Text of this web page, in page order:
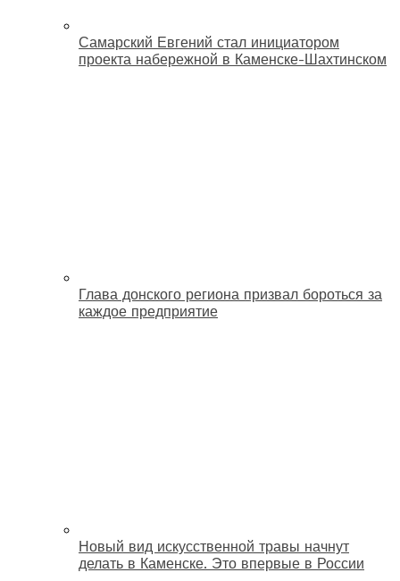
Самарский Евгений стал инициатором
проекта набережной в Каменске-Шахтинском
Глава донского региона призвал бороться за
каждое предприятие
Новый вид искусственной травы начнут
делать в Каменске. Это впервые в России